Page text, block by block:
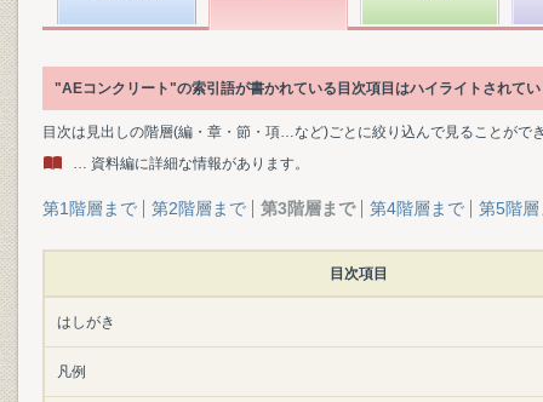
"AEコンクリート"の索引語が書かれている目次項目はハイライトされて
目次は見出しの階層(編・章・節・項…など)ごとに絞り込んで見ることがで
… 資料編に詳細な情報があります。
第1階層まで 第2階層まで 第3階層まで 第4階層まで 第5階層
目次項目
はしがき
凡例